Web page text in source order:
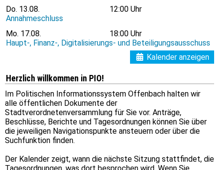
Do. 13.08.
12:00 Uhr
Annahmeschluss
Mo. 17.08.
18:00 Uhr
Haupt-, Finanz-, Digitalisierungs- und Beteiligungsausschuss
Kalender anzeigen
Herzlich willkommen in PIO!
Im Politischen Informationssystem Offenbach halten wir
alle öffentlichen Dokumente der
Stadtverordnetenversammlung für Sie vor. Anträge,
Beschlüsse, Berichte und Tagesordnungen können Sie über
die jeweiligen Navigationspunkte ansteuern oder über die
Suchfunktion finden.
Der Kalender zeigt, wann die nächste Sitzung stattfindet, die
Tagesordnungen, was dort besprochen wird. Wenn Sie